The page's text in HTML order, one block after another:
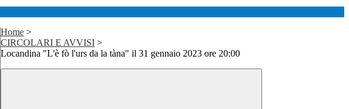
Home >
CIRCOLARI E AVVISI >
Locandina "L'è fò l'urs da la tàna" il 31 gennaio 2023 ore 20:00